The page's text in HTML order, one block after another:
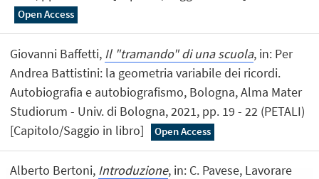
Open Access
Giovanni Baffetti, Il "tramando" di una scuola, in: Per
Andrea Battistini: la geometria variabile dei ricordi.
Autobiografia e autobiografismo, Bologna, Alma Mater
Studiorum - Univ. di Bologna, 2021, pp. 19 - 22 (PETALI)
[Capitolo/Saggio in libro]
Open Access
Alberto Bertoni, Introduzione, in: C. Pavese, Lavorare